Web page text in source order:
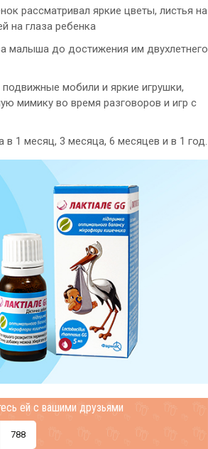
рассматривал яркие цветы, листья на
на глаза ребенка
малыша до достижения им двухлетнего
мобили и яркие игрушки,
мимику во время разговоров и игр с
1 месяц, 3 месяца, 6 месяцев и в 1 год.
ей с вашими друзьями
788